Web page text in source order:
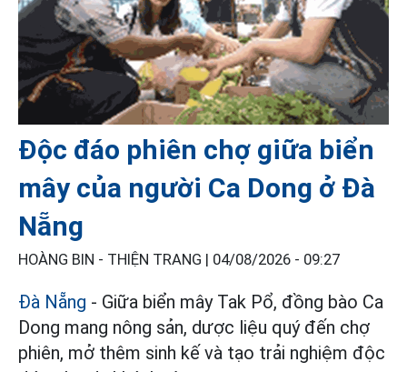
Độc đáo phiên chợ giữa biển
mây của người Ca Dong ở Đà
Nẵng
HOÀNG BIN - THIỆN TRANG | 04/08/2026 - 09:27
Đà Nẵng - Giữa biển mây Tak Pổ, đồng bào Ca
Dong mang nông sản, dược liệu quý đến chợ
phiên, mở thêm sinh kế và tạo trải nghiệm độc